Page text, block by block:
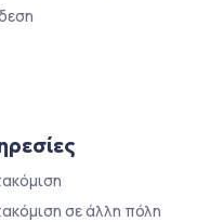
σε άλλη πόλη